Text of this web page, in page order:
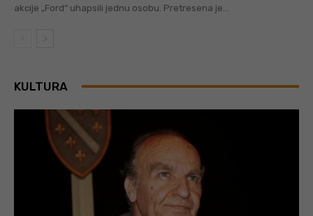
akcije „Ford“ uhapsili jednu osobu. Pretresena je...
KULTURA